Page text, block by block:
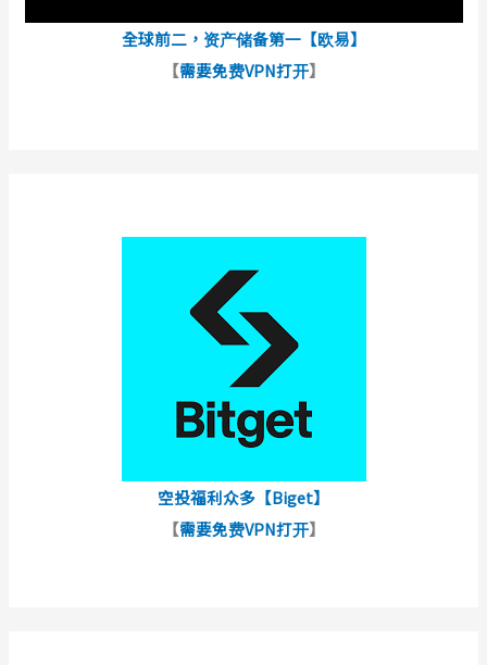
全球前二，资产储备第一【欧易】
【需要免费VPN打开】
空投福利众多【Biget】
【需要免费VPN打开】